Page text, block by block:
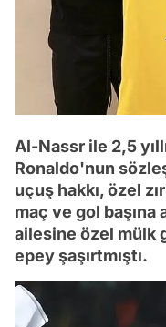
Al-Nassr ile 2,5
Ronaldo'nun
uçuş hakkı, özel
maç ve gol başına
ailesine özel mülk
epey şaşırtmıştı.